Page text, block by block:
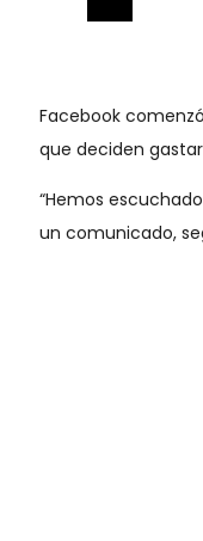
Facebook
que deciden
“Hemos
un comunicado,